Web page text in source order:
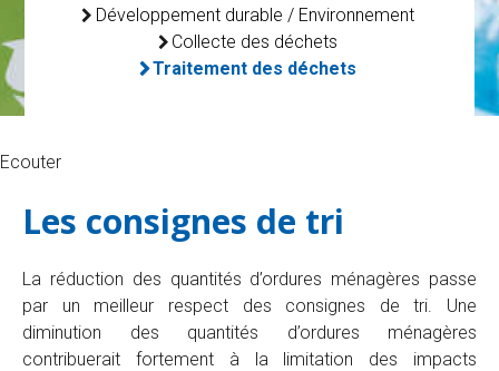
Développement durable / Environnement
Collecte des déchets
Traitement des déchets
Ecouter
Les consignes de tri
La réduction des quantités d’ordures ménagères passe
par un meilleur respect des consignes de tri. Une
diminution des quantités d’ordures ménagères
contribuerait fortement à la limitation des impacts